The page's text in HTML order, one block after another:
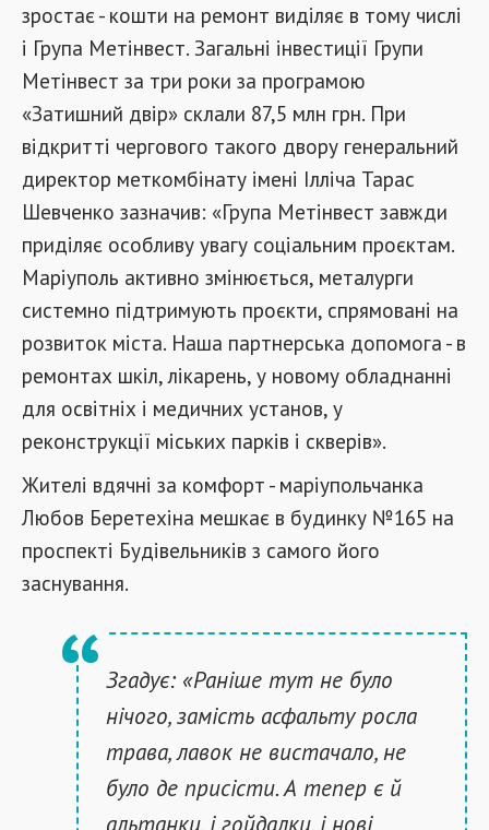
зростає - кошти на ремонт виділяє в тому числі
і Група Метінвест. Загальні інвестиції Групи
Метінвест за три роки за програмою
«Затишний двір» склали 87,5 млн грн. При
відкритті чергового такого двору генеральний
директор меткомбінату імені Ілліча Тарас
Шевченко зазначив: «Група Метінвест завжди
приділяє особливу увагу соціальним проєктам.
Маріуполь активно змінюється, металурги
системно підтримують проєкти, спрямовані на
розвиток міста. Наша партнерська допомога - в
ремонтах шкіл, лікарень, у новому обладнанні
для освітніх і медичних установ, у
реконструкції міських парків і скверів».
Жителі вдячні за комфорт - маріупольчанка
Любов Беретехіна мешкає в будинку №165 на
проспекті Будівельників з самого його
заснування.
Згадує: «Раніше тут не було
нічого, замість асфальту росла
трава, лавок не вистачало, не
було де присісти. А тепер є й
альтанки, і гойдалки, і нові